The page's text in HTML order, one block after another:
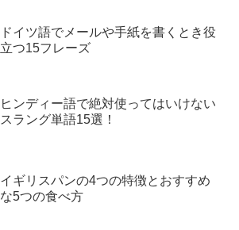
ドイツ語でメールや手紙を書くとき役
立つ15フレーズ
ヒンディー語で絶対使ってはいけない
スラング単語15選！
イギリスパンの4つの特徴とおすすめ
な5つの食べ方